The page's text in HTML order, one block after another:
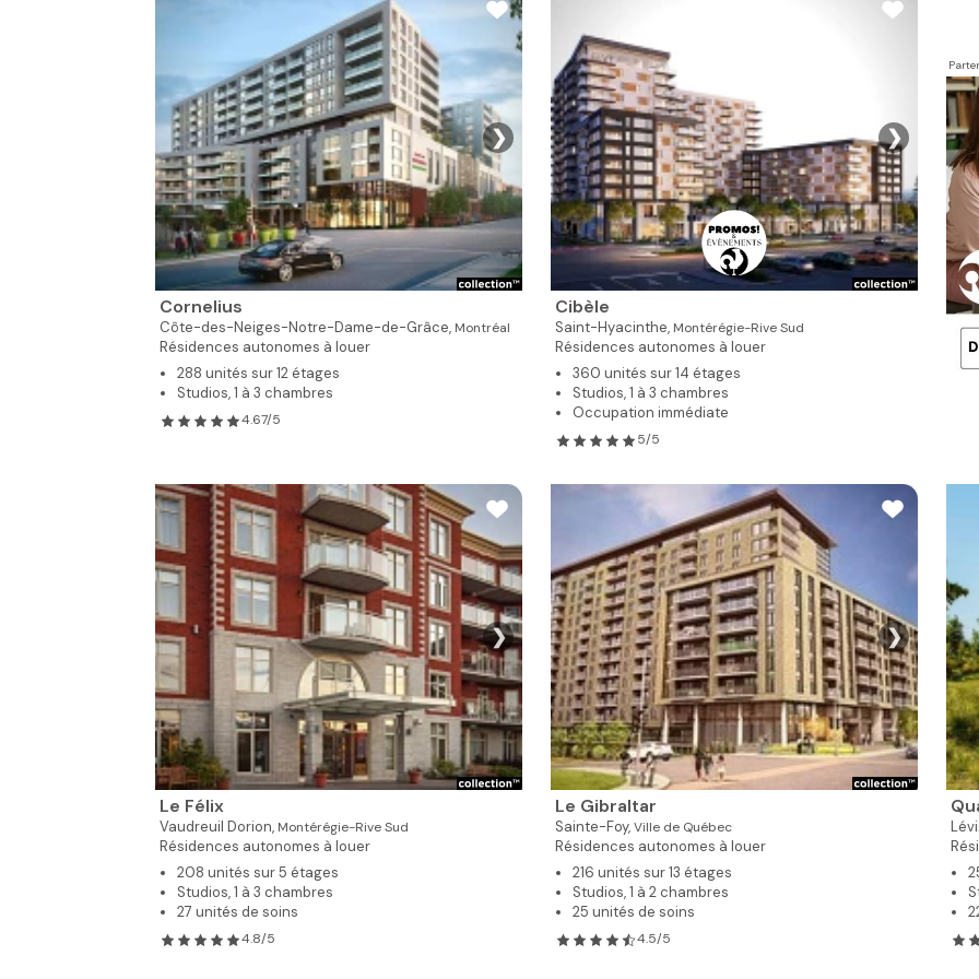
❯
Cornelius
Côte-des-Neiges-Notre-Dame-de-Grâce, Montréal
Résidences autonomes à louer
288 unités sur 12 étages
Studios, 1 à 3 chambres
4.67/5
❯
Cibèle
Saint-Hyacinthe, Montérégie-Rive Sud
Résidences autonomes à louer
360 unités sur 14 étages
Studios, 1 à 3 chambres
Occupation immédiate
5/5
❯
Le Félix
Vaudreuil Dorion, Montérégie-Rive Sud
Résidences autonomes à louer
208 unités sur 5 étages
Studios, 1 à 3 chambres
27 unités de soins
4.8/5
❯
Le Gibraltar
Sainte-Foy,Ville de Québec
Résidences autonomes à louer
216 unités sur 13 étages
Studios, 1 à 2 chambres
25 unités de soins
4.5/5